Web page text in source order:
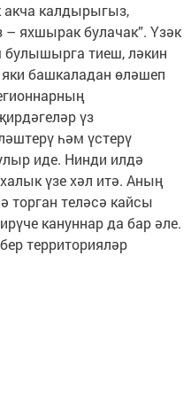
акча калдырыгыз,
яхшырак булачак”. Үзәк
булышырга тиеш, ләкин
башкаладан өләшеп
үз
һәм үстерү
иде. Нинди илдә
үзе хәл итә. Аның
торган теләсә кайсы
кануннар да бар әле.
территорияләр